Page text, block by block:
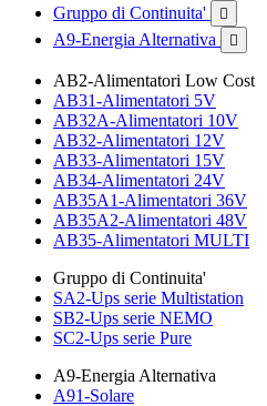
Gruppo di Continuita'

A9-Energia Alternativa 
AB2-Alimentatori Low Cost
AB31-Alimentatori 5V
AB32A-Alimentatori 10V
AB32-Alimentatori 12V
AB33-Alimentatori 15V
AB34-Alimentatori 24V
AB35A1-Alimentatori 36V
AB35A2-Alimentatori 48V
AB35-Alimentatori MULTI
Gruppo di Continuita'
SA2-Ups serie Multistation
SB2-Ups serie NEMO
SC2-Ups serie Pure
A9-Energia Alternativa
A91-Solare